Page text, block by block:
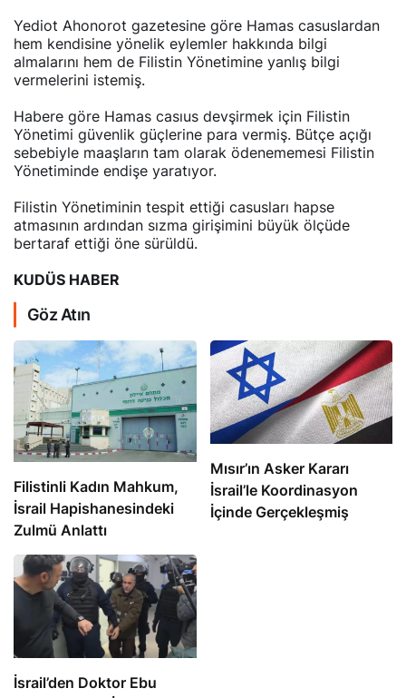
Yediot Ahonorot gazetesine göre Hamas casuslardan
hem kendisine yönelik eylemler hakkında bilgi
almalarını hem de Filistin Yönetimine yanlış bilgi
vermelerini istemiş.
Habere göre Hamas casıus devşirmek için Filistin
Yönetimi güvenlik güçlerine para vermiş. Bütçe açığı
sebebiyle maaşların tam olarak ödenememesi Filistin
Yönetiminde endişe yaratıyor.
Filistin Yönetiminin tespit ettiği casusları hapse
atmasının ardından sızma girişimini büyük ölçüde
bertaraf ettiği öne sürüldü.
KUDÜS HABER
Göz Atın
Filistinli Kadın Mahkum,
İsrail Hapishanesindeki
Zulmü Anlattı
Mısır’ın Asker Kararı
İsrail’le Koordinasyon
İçinde Gerçekleşmiş
İsrail’den Doktor Ebu